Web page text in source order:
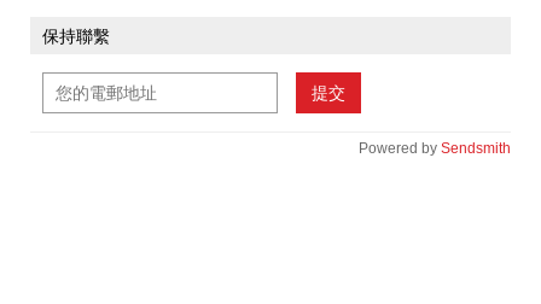
保持聯繫
提交
Powered by Sendsmith